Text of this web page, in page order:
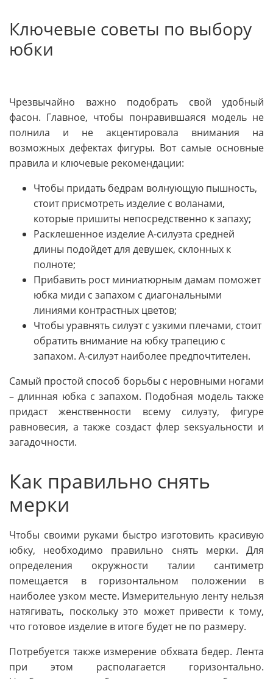
Ключевые советы по выбору
юбки
Чрезвычайно важно подобрать свой удобный
фасон. Главное, чтобы понравившаяся модель не
полнила и не акцентировала внимания на
возможных дефектах фигуры. Вот самые основные
правила и ключевые рекомендации:
Чтобы придать бедрам волнующую пышность,
стоит присмотреть изделие с воланами,
которые пришиты непосредственно к запаху;
Расклешенное изделие А-силуэта средней
длины подойдет для девушек, склонных к
полноте;
Прибавить рост миниатюрным дамам поможет
юбка миди с запахом с диагональными
линиями контрастных цветов;
Чтобы уравнять силуэт с узкими плечами, стоит
обратить внимание на юбку трапецию с
запахом. А-силуэт наиболее предпочтителен.
Самый простой способ борьбы с неровными ногами
– длинная юбка с запахом. Подобная модель также
придаст женственности всему силуэту, фигуре
равновесия, а также создаст флер sекsуальности и
загадочности.
Как правильно снять
мерки
Чтобы своими руками быстро изготовить красивую
юбку, необходимо правильно снять мерки. Для
определения окружности талии сантиметр
помещается в горизонтальном положении в
наиболее узком месте. Измерительную ленту нельзя
натягивать, поскольку это может привести к тому,
что готовое изделие в итоге будет не по размеру.
Потребуется также измерение обхвата бедер. Лента
при этом располагается горизонтально.